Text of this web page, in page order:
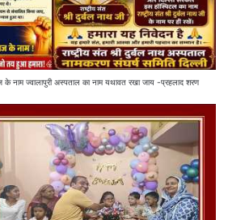
के नाम ज्वालापुरी अस्पताल का नाम यथावत रखा जाय -प्रहलाद शरण